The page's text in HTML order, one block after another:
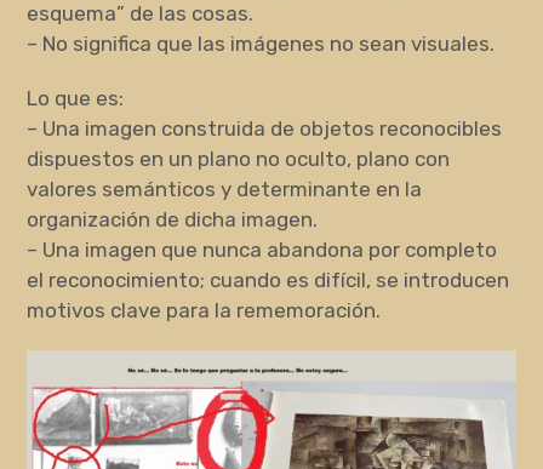
esquema” de las cosas.
– No significa que las imágenes no sean visuales.
Lo que es:
– Una imagen construida de objetos reconocibles
dispuestos en un plano no oculto, plano con
valores semánticos y determinante en la
organización de dicha imagen.
– Una imagen que nunca abandona por completo
el reconocimiento; cuando es difícil, se introducen
motivos clave para la rememoración.